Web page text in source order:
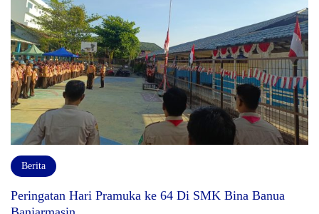
Berita
Peringatan Hari Pramuka ke 64 Di SMK Bina Banua